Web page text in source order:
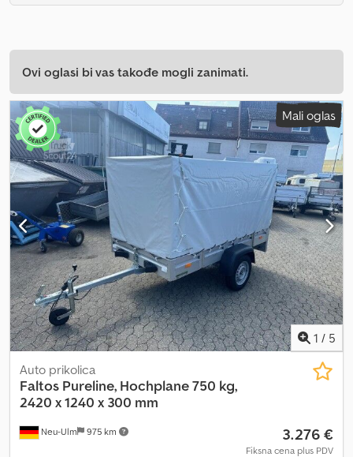
Ovi oglasi bi vas takođe mogli zanimati.
Mali oglas
1 / 5
Neu-Ulm 975 km
Auto prikolica
Faltos Pureline, Hochplane 750 kg,
2420 x 1240 x 300 mm
3.276 €
Fiksna cena plus PDV